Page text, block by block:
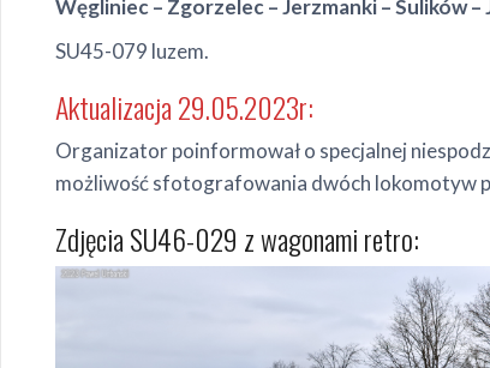
Węgliniec – Zgorzelec – Jerzmanki – Sulików –
SU45-079 luzem.
Aktualizacja 29.05.2023r:
Organizator poinformował o specjalnej
możliwość sfotografowania dwóch lokomotyw
Zdjęcia SU46-029 z wagonami retro: